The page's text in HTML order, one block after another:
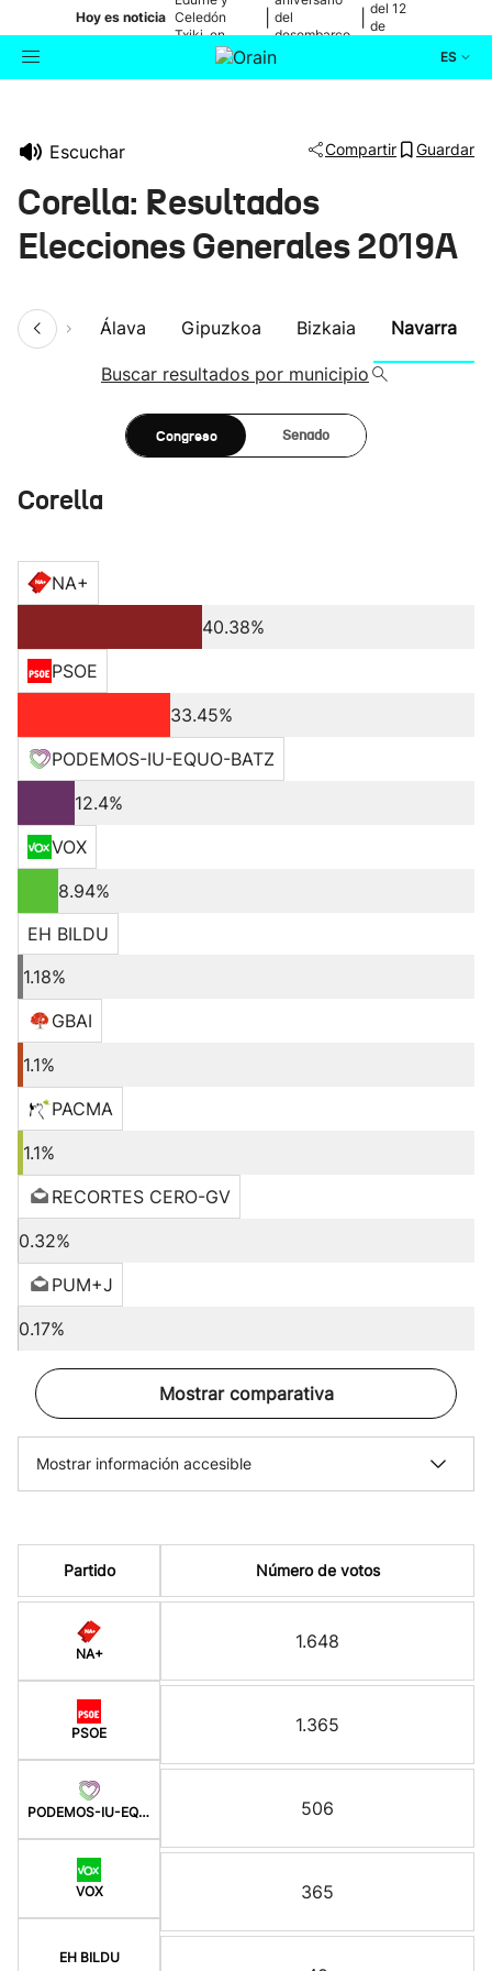
Hoy es noticia Celedón
Txiki, en
directo
del
desembarco
de Elkano
del 12
de
ES
Escuchar Compartir Guardar
Corella: Resultados
Elecciones Generales 2019A
Álava Gipuzkoa Bizkaia Navarra
Buscar resultados por municipio
Congreso Senado
Corella
NA+
40.38%
PSOE
33.45%
PODEMOS-IU-EQUO-BATZ
12.4%
VOX
8.94%
EH BILDU
1.18%
GBAI
1.1%
PACMA
1.1%
RECORTES CERO-GV
0.32%
PUM+J
0.17%
Mostrar comparativa
Mostrar información accesible
Partido
NA+
PSOE
PODEMOS-IU-EQUO-BATZ
VOX
EH BILDU
Número de votos
1.648
1.365
506
365